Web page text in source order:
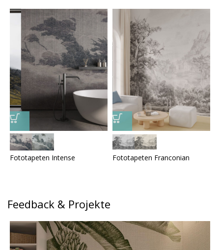
Fototapeten Intense Fototapeten Franconian
Feedback & Projekte